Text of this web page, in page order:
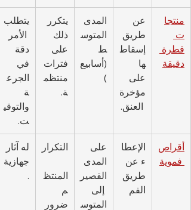
منتجا
ت
قطرة
دقيقة
عن
طريق
إسقاط
ها
على
مؤخرة
العنق.
المدى
المتوس
ط
(أسابيع
)
يتكرر
ذلك
على
فترات
منتظم
ة.
يتطلب
الأمر
دقة
في
الجرع
ة
والتوقي
ت.
أقراص
فموية
الإعطا
ء عن
طريق
الفم
على
المدى
القصير
إلى
المتوس
التكرار
المنتظ
م
ضرور
له آثار
جهازية
.